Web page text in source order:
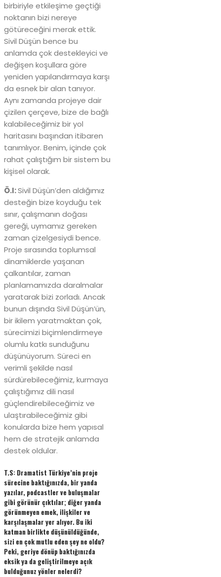
birbiriyle etkileşime geçtiği
noktanın bizi nereye
götüreceğini merak ettik.
Sivil Düşün bence bu
anlamda çok destekleyici ve
değişen koşullara göre
yeniden yapılandırmaya karşı
da esnek bir alan tanıyor.
Aynı zamanda projeye dair
çizilen çerçeve, bize de bağlı
kalabileceğimiz bir yol
haritasını başından itibaren
tanımlıyor. Benim, içinde çok
rahat çalıştığım bir sistem bu
kişisel olarak.
Ö.I:Sivil Düşün’den aldığımız
desteğin bize koyduğu tek
sınır, çalışmanın doğası
gereği, uymamız gereken
zaman çizelgesiydi bence.
Proje sırasında toplumsal
dinamiklerde yaşanan
çalkantılar, zaman
planlamamızda daralmalar
yaratarak bizi zorladı. Ancak
bunun dışında Sivil Düşün’ün,
bir ikilem yaratmaktan çok,
sürecimizi biçimlendirmeye
olumlu katkı sunduğunu
düşünüyorum. Süreci en
verimli şekilde nasıl
sürdürebileceğimiz, kurmaya
çalıştığımız dili nasıl
güçlendirebileceğimiz ve
ulaştırabileceğimiz gibi
konularda bize hem yapısal
hem de stratejik anlamda
destek oldular.
T.S: Dramatist Türkiye’nin proje
sürecine baktığınızda, bir yanda
yazılar, podcastler ve buluşmalar
gibi görünür çıktılar; diğer yanda
görünmeyen emek, ilişkiler ve
karşılaşmalar yer alıyor. Bu iki
katman birlikte düşünüldüğünde,
sizi en çok mutlu eden şey ne oldu?
Peki, geriye dönüp baktığınızda
eksik ya da geliştirilmeye açık
bulduğunuz yönler nelerdi?